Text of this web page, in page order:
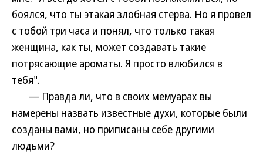
боялся, что ты этакая злобная стерва. Но я провел
с тобой три часа и понял, что только такая
женщина, как ты, может создавать такие
потрясающие ароматы. Я просто влюбился в
тебя".
— Правда ли, что в своих мемуарах вы
намерены назвать известные духи, которые были
созданы вами, но приписаны себе другими
людьми?